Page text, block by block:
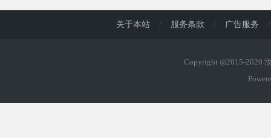
关于本站 / 服务条款 / 广告服务 /
Copyright ◎2015-2020